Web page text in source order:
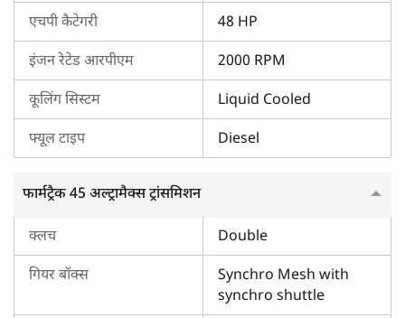
फार्मट्रैक 45 अल्ट्रामैक्स का ट्रांसमिशन
इस ट्रैक्टर के ट्रांसमिशन सिस्टम में एक डबल क्लच एवं सिंक्रो शटल के साथ
एक सिंक्रोमेश गियरबॉक्स शामिल होता है। इस ट्रैक्टर में साइड शिफ्ट गियर
लीवर के साथ 8 फॉरवर्ड + 8 रिवर्स गियर दिए गए हैं। इस ट्रैक्टर की
अधिकतम फॉरवर्ड स्पीड 31.1 किमी/घंटा होती है।
फार्मट्रैक 45 अल्ट्रामैक्स का ब्रेक एवं स्टीयरिंग
इस ट्रैक्टर में तेल में डूबे मल्टी-डिस्क ब्रेक एवं संतुलित पॉवर स्टीयरिंग होता
फार्मट्रैक 45 अल्ट्रामैक्स का पीटीओ एवं हाइड्रॉलिक्स
यह फार्मट्रैक अल्ट्रामैक्स सीरीज़
ट्रैक्टर डुअल-स्पीड पीटीओ के साथ आता
है, जिसमें 540 @ 1728 ईआरपीएम / 540 इकोनॉमी @ 1251
एचपी कैटेगरी 48 HP
इंजन रेटेड आरपीएम 2000 RPM
कूलिंग सिस्टम Liquid Cooled
फ्यूल टाइप Diesel
फार्मट्रैक 45 अल्ट्रामैक्स ट्रांसमिशन
क्लच Double
गियर बॉक्स
Synchro Mesh with
synchro shuttle